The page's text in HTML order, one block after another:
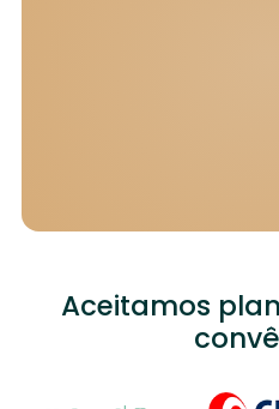
Aceitamos